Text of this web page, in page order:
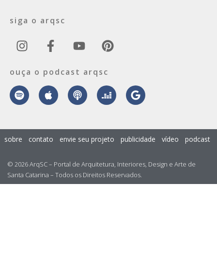
siga o arqsc
ouça o podcast arqsc
© 2026 ArqSC – Portal de Arquitetura, Interiores, Design e Arte de
Santa Catarina – Todos os Direitos Reservados.
sobre contato envie seu projeto publicidade vídeo podcast